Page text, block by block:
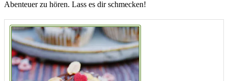
Abenteuer zu hören. Lass es dir schmecken!